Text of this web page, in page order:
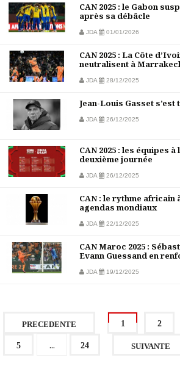
CAN 2025 : le Gabon
après sa débâcle
JDA 01/01/2026
CAN 2025 : La Côte
neutralisent à
JDA 28/12/2025
Jean-Louis Gasset s’est
JDA 26/12/2025
CAN 2025 : les équipes à
deuxième journée
JDA 26/12/2025
CAN : le rythme africain
agendas mondiaux
JDA 22/12/2025
CAN Maroc 2025 :
Evann Guessand en
JDA 19/12/2025
PRECEDENTE 1 2
5 ... 24 SUIVANTE